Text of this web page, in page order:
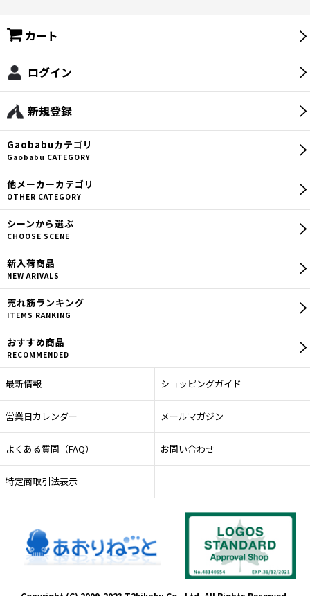
新規登録
ログイン
カート
Gaobabuカテゴリ
Gaobabu CATEGORY
他メーカーカテゴリ
OTHER CATEGORY
シーンから選ぶ
CHOOSE SCENE
新入荷商品
NEW ARIVALS
売れ筋ランキング
ITEMS RANKING
おすすめ商品
RECOMMENDED
最新情報 ショッピングガイド
営業日カレンダー メールマガジン
よくある質問（FAQ） お問い合わせ
特定商取引法表示